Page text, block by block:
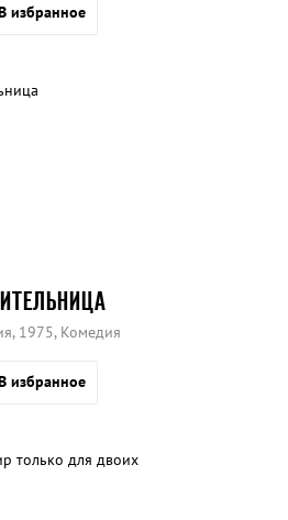
избранное
1975, Комедия
избранное